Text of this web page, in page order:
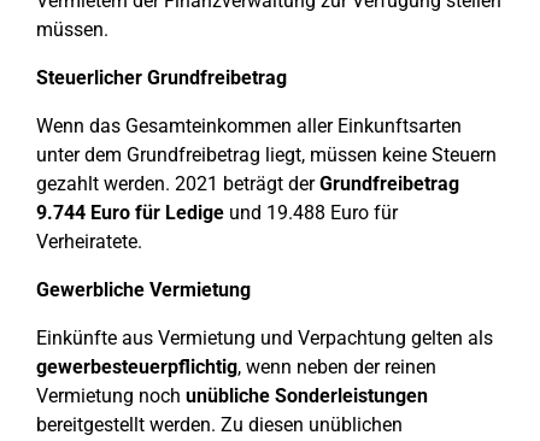
müssen.
Steuerlicher Grundfreibetrag
Wenn das Gesamteinkommen aller Einkunftsarten
unter dem Grundfreibetrag liegt, müssen keine Steuern
gezahlt werden. 2021 beträgt derGrundfreibetrag
9.744 Euro für Ledige und 19.488 Euro für
Verheiratete.
Gewerbliche Vermietung
Einkünfte aus Vermietung und Verpachtung gelten als
gewerbesteuerpflichtig, wenn neben der reinen
Vermietung noch unübliche Sonderleistungen
bereitgestellt werden. Zu diesen unüblichen